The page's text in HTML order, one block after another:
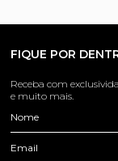
FIQUE POR
Receba com
e muito mais.
Nome
Email